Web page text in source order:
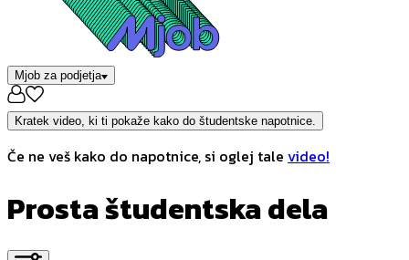
Mjob za podjetja
Kratek video, ki ti pokaže kako do študentske napotnice.
Če ne veš kako do napotnice, si oglej tale video!
Prosta študentska dela